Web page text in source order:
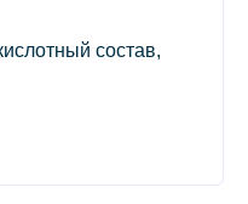
состав,